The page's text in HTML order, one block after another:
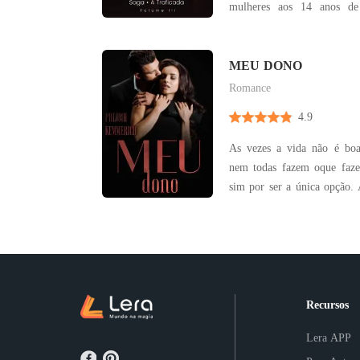
mulheres aos 14 anos
cruza com o de Mateus e
fingir que era su
MEU DONO
Romance
4.9
As vezes a vida não é boa
nem todas fazem oque
sim por ser a única
Recursos
Lera APP